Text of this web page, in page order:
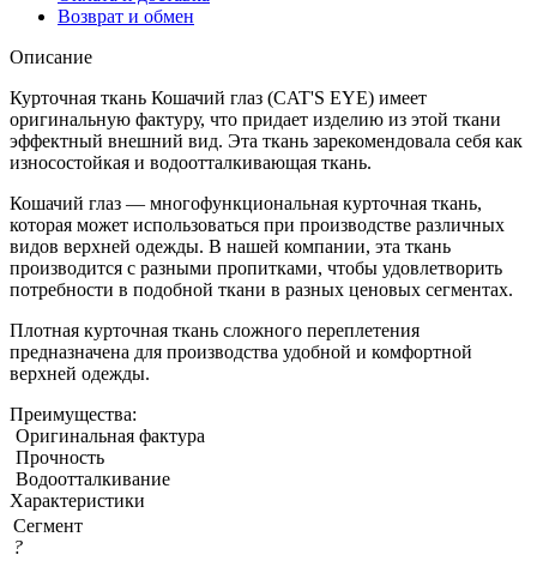
Возврат и обмен
Описание
Курточная ткань Кошачий глаз (CAT'S EYE) имеет
оригинальную фактуру, что придает изделию из этой ткани
эффектный внешний вид. Эта ткань зарекомендовала себя как
износостойкая и водоотталкивающая ткань.
Кошачий глаз — многофункциональная курточная ткань,
которая может использоваться при производстве различных
видов верхней одежды. В нашей компании, эта ткань
производится с разными пропитками, чтобы удовлетворить
потребности в подобной ткани в разных ценовых сегментах.
Плотная курточная ткань сложного переплетения
предназначена для производства удобной и комфортной
верхней одежды.
Преимущества:
Оригинальная фактура
Прочность
Водоотталкивание
Характеристики
Сегмент
?